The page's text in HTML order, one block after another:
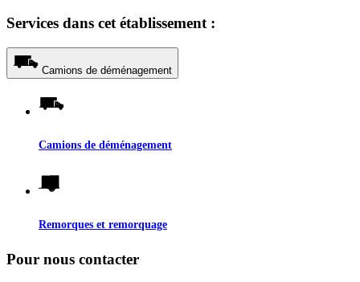
Services dans cet établissement :
Camions de déménagement
Camions de déménagement
Remorques et remorquage
Pour nous contacter